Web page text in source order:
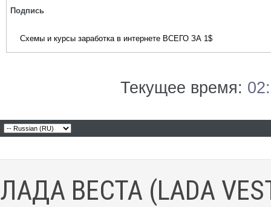
Подпись
Схемы и курсы заработка в интернете ВСЕГО ЗА 1$
Текущее время:
ЛАДА ВЕСТА (LADA